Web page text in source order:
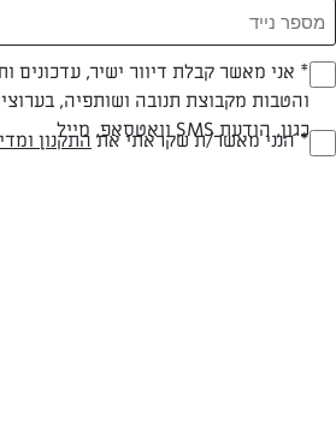
0 מאמרים
(חובה)* אני מאשר קבלת דיוור ישיר, עדכונים
והטבות מקבוצת תנובה ושותפיה,
כגון, הודעת SMS וואטסאפ, מייל(חובה)* הנני מאשר/ת שקראתי את התקנון